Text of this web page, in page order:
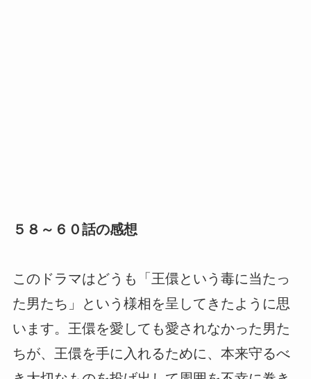
５８～６０話の感想
このドラマはどうも「王儇という毒に当たっ
た男たち」という様相を呈してきたように思
います。王儇を愛しても愛されなかった男た
ちが、王儇を手に入れるために、本来守るべ